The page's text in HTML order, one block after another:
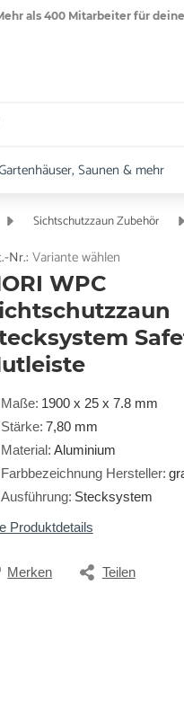
als 400 Mitarbeiter für
Saunen & mehr
Sichtschutzzaun Zubehör
Nr.: Variante wählen
WPC
Maße: 1900 x 25 x 7.8 mm
Stärke: 7,80 mm
Material: Aluminium
Farbbezeichnung Hersteller:
Ausführung: Stecksystem
Produktdetails
Merken Teilen